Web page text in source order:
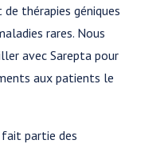
thérapies géniques
rares. Nous
avec Sarepta pour
aux patients le
partie des